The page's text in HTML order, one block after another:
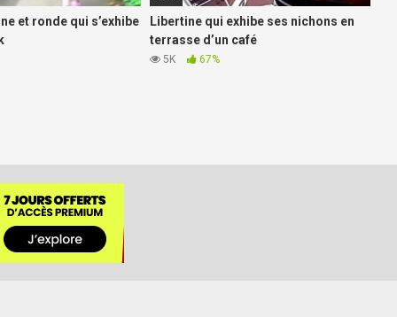
et ronde qui s’exhibe
Libertine qui exhibe ses nichons en
terrasse d’un café
5K 67%